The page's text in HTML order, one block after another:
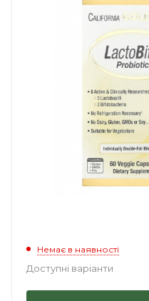
Немає в наявності
Доступні варіанти